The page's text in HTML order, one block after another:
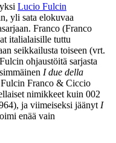
Lucio Fulcin
yli sata elokuvaa
Franco (Franco
italialaisille tuttu
seikkailusta toiseen (vrt.
ohjaustöitä sarjasta
I due della
Franco & Ciccio
nimikkeet kuin 002
ja viimeiseksi jäänyt I
enää vain